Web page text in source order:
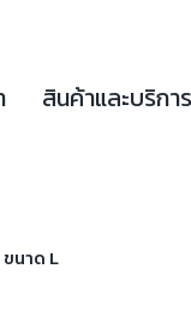
สินค้าและบริการ
ขนาด L